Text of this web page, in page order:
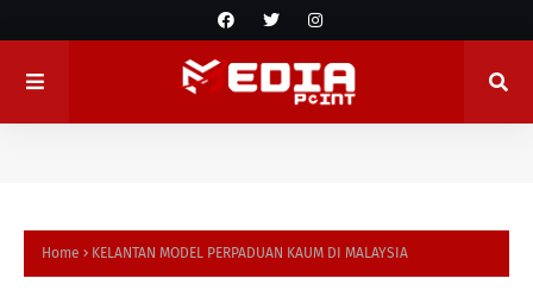
Home KELANTAN MODEL PERPADUAN KAUM DI MALAYSIA